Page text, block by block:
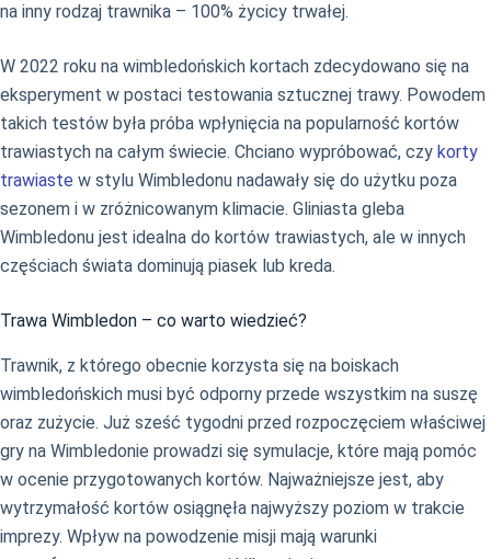
na inny rodzaj trawnika – 100% życicy trwałej.
W 2022 roku na wimbledońskich kortach zdecydowano się na
eksperyment w postaci testowania sztucznej trawy. Powodem
takich testów była próba wpłynięcia na popularność kortów
trawiastych na całym świecie. Chciano wypróbować, czy korty
trawiaste w stylu Wimbledonu nadawały się do użytku poza
sezonem i w zróżnicowanym klimacie. Gliniasta gleba
Wimbledonu jest idealna do kortów trawiastych, ale w innych
częściach świata dominują piasek lub kreda.
Trawa Wimbledon – co warto wiedzieć?
Trawnik, z którego obecnie korzysta się na boiskach
wimbledońskich musi być odporny przede wszystkim na suszę
oraz zużycie. Już sześć tygodni przed rozpoczęciem właściwej
gry na Wimbledonie prowadzi się symulacje, które mają pomóc
w ocenie przygotowanych kortów. Najważniejsze jest, aby
wytrzymałość kortów osiągnęła najwyższy poziom w trakcie
imprezy. Wpływ na powodzenie misji mają warunki